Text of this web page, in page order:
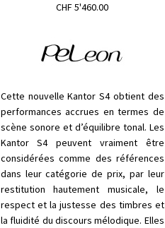
CHF5'460.00
Cette nouvelle Kantor S4 obtient des
performances accrues en termes de
scène sonore et d’équilibre tonal. Les
Kantor S4 peuvent vraiment être
considérées comme des références
dans leur catégorie de prix, par leur
restitution hautement musicale, le
respect et la justesse des timbres et
la fluidité du discours mélodique. Elles